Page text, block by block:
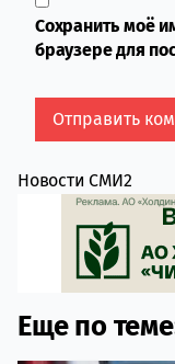
Сохранить моё
браузере для
Новости СМИ2
Еще по